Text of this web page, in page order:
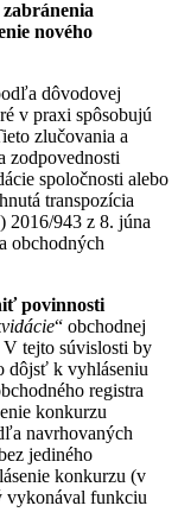
nového
dôvodovej
v praxi spôsobujú
zlučovania a
zodpovednosti
spoločnosti alebo
transpozícia
2016/943 z 8. júna
obchodných
povinnosti
“ obchodnej
tejto súvislosti by
dôjsť k vyhláseniu
registra
konkurzu
navrhovaných
jediného
konkurzu (v
vykonával funkciu